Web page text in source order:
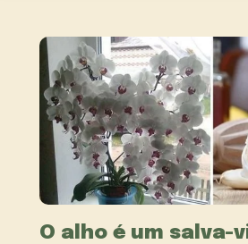
O alho é um salva-